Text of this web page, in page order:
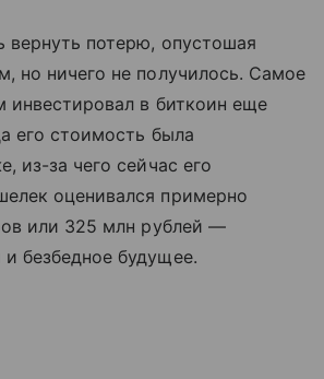
вернуть потерю, опустошая
но ничего не получилось. Самое
инвестировал в биткоин еще
его стоимость была
из-за чего сейчас его
оценивался примерно
или 325 млн рублей —
безбедное будущее.